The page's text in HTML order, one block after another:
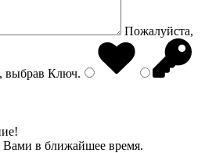
Пожалуйста,
выбрав Ключ.
в ближайшее время.